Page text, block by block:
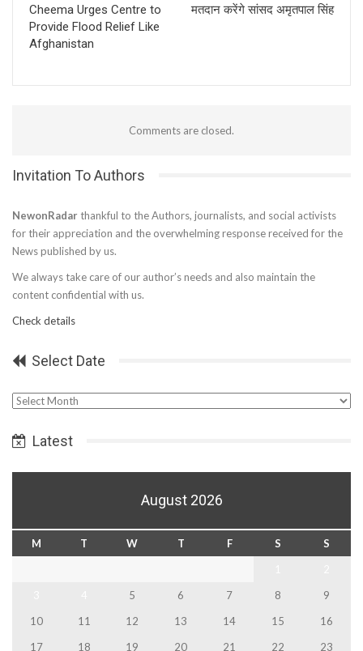
Cheema Urges Centre to
Provide Flood Relief Like
Afghanistan
मतदान करेंगे सांसद अमृतपाल सिंह
Comments are closed.
Invitation To Authors
NewonRadar thankful to the Authors, journalists, and social activists
for their appreciation and the overwhelming response received for the
News published by us.
We always take care of our author’s needs and also maintain the
content confidential with us.
Check details
Select Date
Select
Latest
August 2026
M T W T F S
S
5 6 7 8
9
10
11 12 13 14 15
16
17
18 19 20 21 22
23